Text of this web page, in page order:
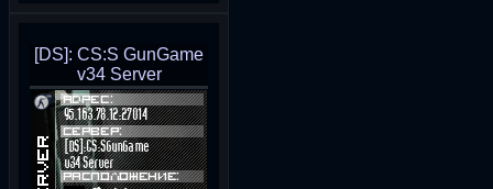
[DS]: CS:S GunGame
v34 Server